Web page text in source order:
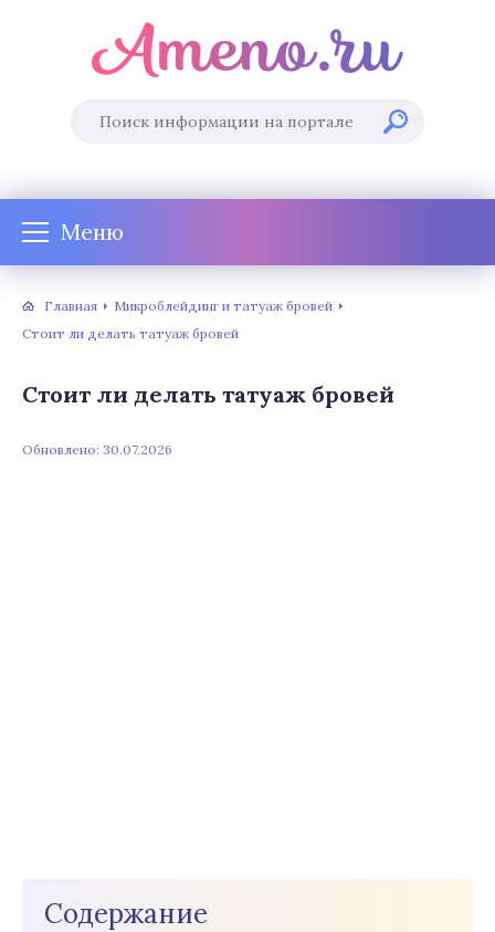
Меню
Главная
Микроблейдинг и татуаж бровей
Стоит ли делать татуаж бровей
Стоит ли делать татуаж бровей
Обновлено: 30.07.2026
Содержание